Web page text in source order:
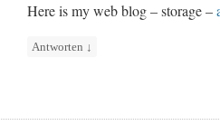
Here is my web blog – storage –
Antworten ↓